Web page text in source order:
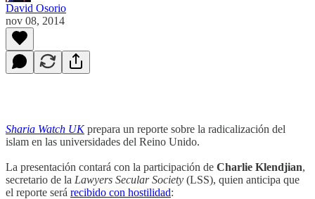
David Osorio
nov 08, 2014
Sharia Watch UKprepara un reporte sobre la radicalización del
islam en las universidades del Reino Unido.
La presentación contará con la participación de Charlie Klendjian,
secretario de la Lawyers Secular Society (LSS), quien anticipa que
el reporte será recibido con hostilidad: